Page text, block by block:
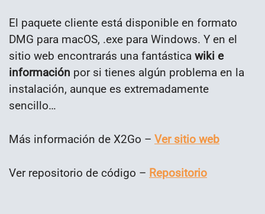
El paquete cliente está disponible en formato
DMG para macOS, .exe para Windows. Y en el
sitio web encontrarás una fantástica wiki e
información por si tienes algún problema en la
instalación, aunque es extremadamente
sencillo…
Más información de X2Go – Ver sitio web
Ver repositorio de código – Repositorio